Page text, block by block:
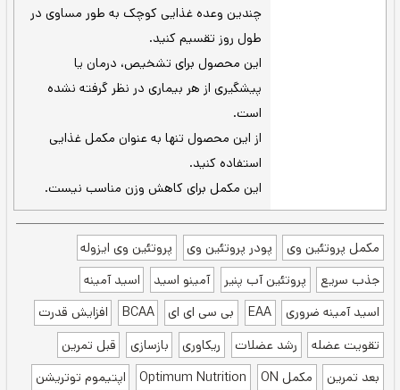
وعده‌های غذایی یا همراه با وعده‌های غذایی
یک پیمانه گرد (30 گرم) را در 180 – 240
میلی لیتر آب، شیر بدون چربی یا نوشیدنی
مورد علاقه خود اضافه کنید و 20 – 30 ثانیه
مخلوط کنید. سپس 1 یا 2 قطعه یخ اضافه
کرده و 30 ثانیه دیگر تکان دهید.
هم زدن قاشق -اگر شیکر خود را فراموش کرده اید
می‌توانید این پودر را باتوجه به دستورالعمل
خط بالا با استفاده از هم زدن قاشق در لیوان
نیز آماده کنید.